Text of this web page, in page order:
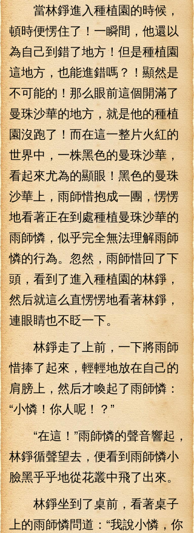
當林錚進入種植園的時候，
頓時便愣住了！一瞬間，他還以
為自己到錯了地方！但是種植園
這地方，也能進錯嗎？！顯然是
不可能的！那么眼前這個開滿了
曼珠沙華的地方，就是他的種植
園沒跑了！而在這一整片火紅的
世界中，一株黑色的曼珠沙華，
看起來尤為的顯眼！黑色的曼珠
沙華上，雨師惜抱成一團，愣愣
地看著正在到處種植曼珠沙華的
雨師憐，似乎完全無法理解雨師
憐的行為。忽然，雨師惜回了下
頭，看到了進入種植園的林錚，
然后就這么直愣愣地看著林錚，
連眼睛也不眨一下。
林錚走了上前，一下將雨師
惜捧了起來，輕輕地放在自己的
肩膀上，然后才喚起了雨師憐：
“小憐！你人呢！？”
“在這！”雨師憐的聲音響起，
林錚循聲望去，便看到雨師憐小
臉黑乎乎地從花叢中飛了出來。
林錚坐到了桌前，看著桌子
上的雨師憐問道：“我說小憐，你